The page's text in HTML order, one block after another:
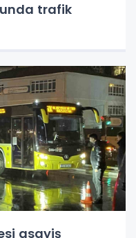
trafik
asayiş